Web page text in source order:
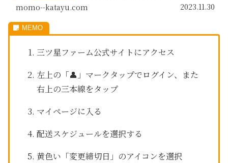
momo--katayu.com 2023.11.30
三ツ星ファーム公式サイトにアクセス
左上の「👤」マークタップでログイン、また
右上の三本線をタップ
マイページに入る
配送スケジュールを選択する
黄色い「変更締切日」のアイコンを選択